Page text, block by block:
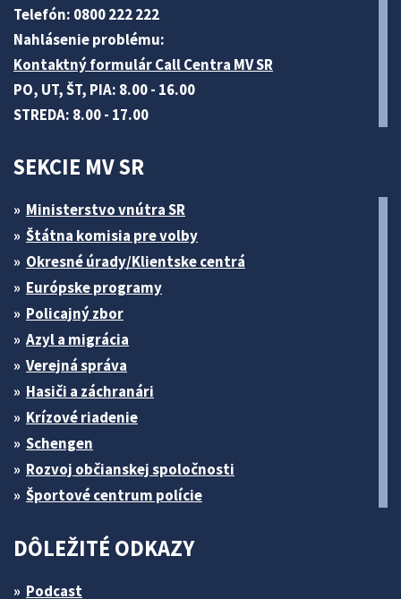
Telefón: 0800 222 222
Nahlásenie problému:
Kontaktný formulár Call Centra MV SR
PO, UT, ŠT, PIA: 8.00 - 16.00
STREDA: 8.00 - 17.00
SEKCIE MV SR
Ministerstvo vnútra SR
Štátna komisia pre volby
Okresné úrady/Klientske centrá
Európske programy
Policajný zbor
Azyl a migrácia
Verejná správa
Hasiči a záchranári
Krízové riadenie
Schengen
Rozvoj občianskej spoločnosti
Športové centrum polície
DÔLEŽITÉ ODKAZY
Podcast